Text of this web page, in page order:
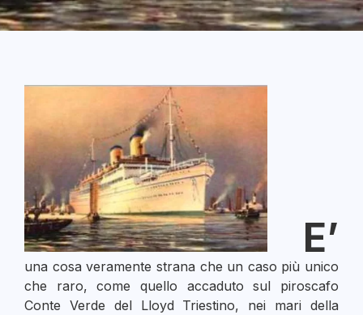
E’
una cosa veramente strana che un caso più unico
che raro, come quello accaduto sul piroscafo
Conte Verde del Lloyd Triestino, nei mari della